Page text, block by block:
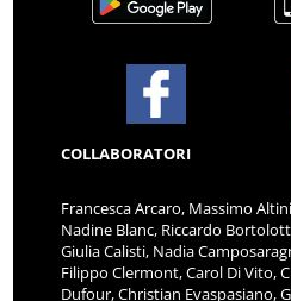
COLLABORATORI
Francesca Arcaro, Massimo
Nadine Blanc, Riccardo
Giulia Calisti, Nadia
Filippo Clermont, Carol Di Vito,
Dufour, Christian Evaspasiano,